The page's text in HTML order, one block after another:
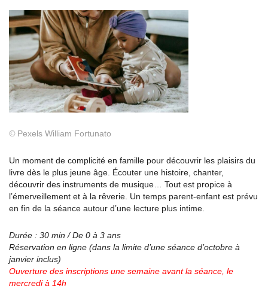
© Pexels William Fortunato
Un moment de complicité en famille pour découvrir les plaisirs du
livre dès le plus jeune âge. Écouter une histoire, chanter,
découvrir des instruments de musique… Tout est propice à
l’émerveillement et à la rêverie. Un temps parent-enfant est prévu
en fin de la séance autour d’une lecture plus intime.
Durée : 30 min / De 0 à 3 ans
Réservation en ligne (dans la limite d’une séance d’octobre à
janvier inclus)
Ouverture des inscriptions une semaine avant la séance, le
mercredi à 14h